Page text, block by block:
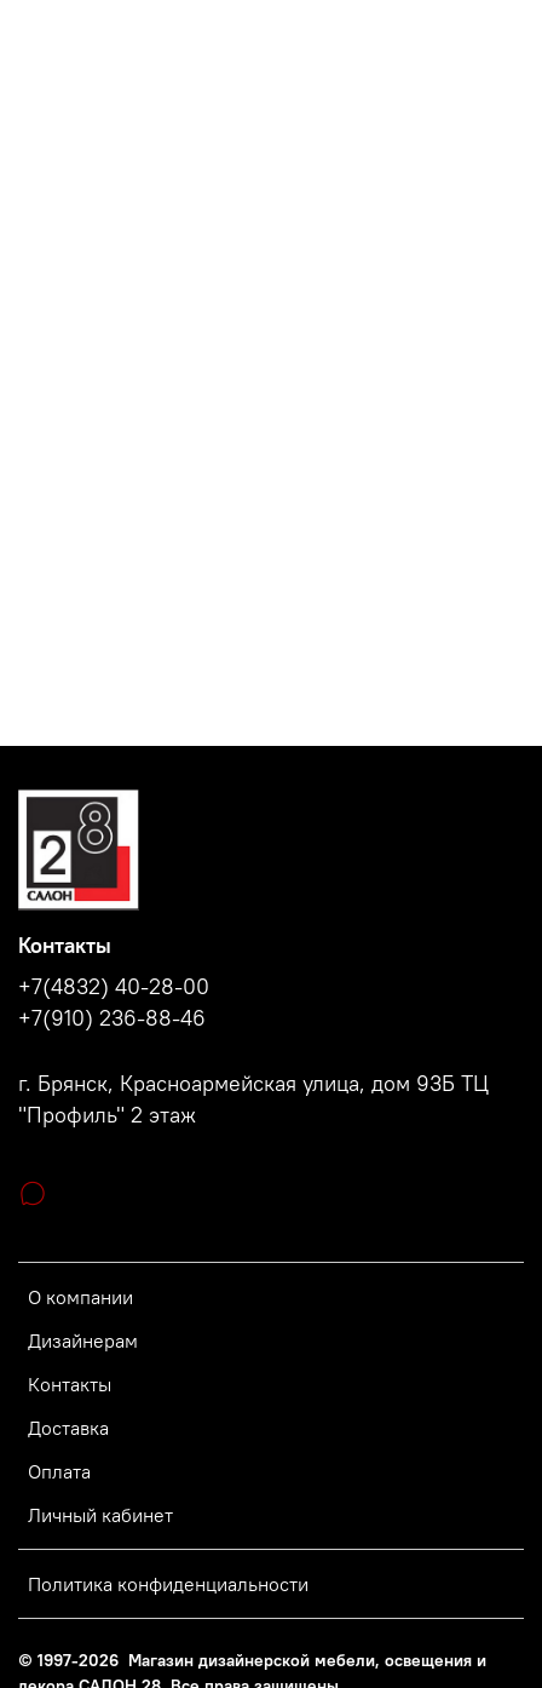
О компании
Дизайнерам
Контакты
Доставка
Оплата
Личный кабинет
Политика конфиденциальности
Контакты
+7(4832) 40-28-00
+7(910) 236-88-46
г. Брянск, Красноармейская улица, дом 93Б ТЦ
"Профиль" 2 этаж
© 1997-2026 Магазин дизайнерской мебели, освещения и